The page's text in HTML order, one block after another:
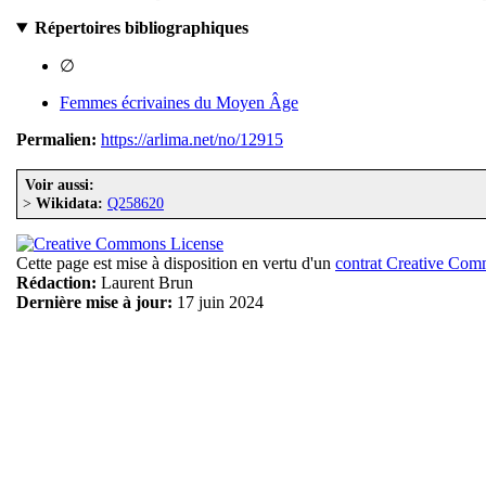
Répertoires bibliographiques
∅
Femmes écrivaines du Moyen Âge
Permalien: https://arlima.net/no/12915
Voir aussi:
> Wikidata: Q258620
Cette page est mise à disposition en vertu d'un contrat Creative
Rédaction: Laurent Brun
Dernière mise à jour: 17 juin 2024